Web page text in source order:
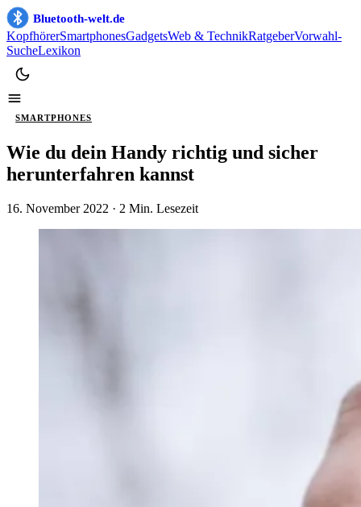
Bluetooth-welt.de
KopfhörerSmartphonesGadgetsWeb & TechnikRatgeberVorwahl-
SucheLexikon
SMARTPHONES
Wie du dein Handy richtig und sicher
herunterfahren kannst
16. November 2022 · 2 Min. Lesezeit